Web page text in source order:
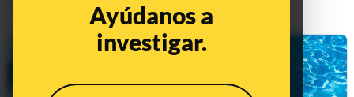
Ayúdanos a
investigar.
Jul 26, 2024, 1:40:28 PM